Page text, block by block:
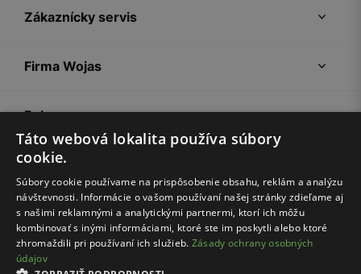
Zákaznícky servis
Firma Wojas
Pokyny
Nákupný poriadok
Táto webová lokalita používa súbory
cookie.
Súbory cookie používame na prispôsobenie obsahu, reklám a analýzu
návštevnosti. Informácie o vašom používaní našej stránky zdieľame aj
s našimi reklamnými a analytickými partnermi, ktorí ich môžu
kombinovať s inými informáciami, ktoré ste im poskytli alebo ktoré
zhromaždili pri používaní ich služieb. Zásady ochrany osobných
údajov